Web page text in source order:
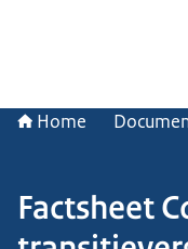
Home
Factsheet